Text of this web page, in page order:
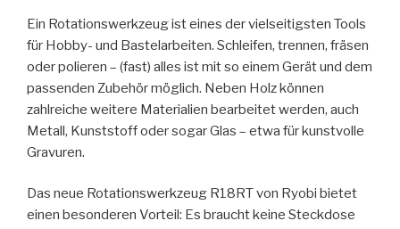
Ein Rotationswerkzeug ist eines der vielseitigsten Tools
für Hobby- und Bastelarbeiten. Schleifen, trennen, fräsen
oder polieren – (fast) alles ist mit so einem Gerät und dem
passenden Zubehör möglich. Neben Holz können
zahlreiche weitere Materialien bearbeitet werden, auch
Metall, Kunststoff oder sogar Glas – etwa für kunstvolle
Gravuren.
Das neue Rotationswerkzeug R18RT von Ryobi bietet
einen besonderen Vorteil: Es braucht keine Steckdose